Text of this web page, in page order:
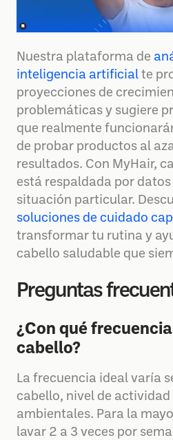
Nuestra plataforma de
inteligencia artificial te
proyecciones de
problemáticas y sugiere
que realmente
de probar productos al
resultados. Con MyHair,
está respaldada por
situación particular.
soluciones de cuidado
transformar tu rutina y
cabello saludable que
Preguntas
¿Con qué
cabello?
La frecuencia ideal varía
cabello, nivel de
ambientales. Para la
lavar 2 a 3 veces por